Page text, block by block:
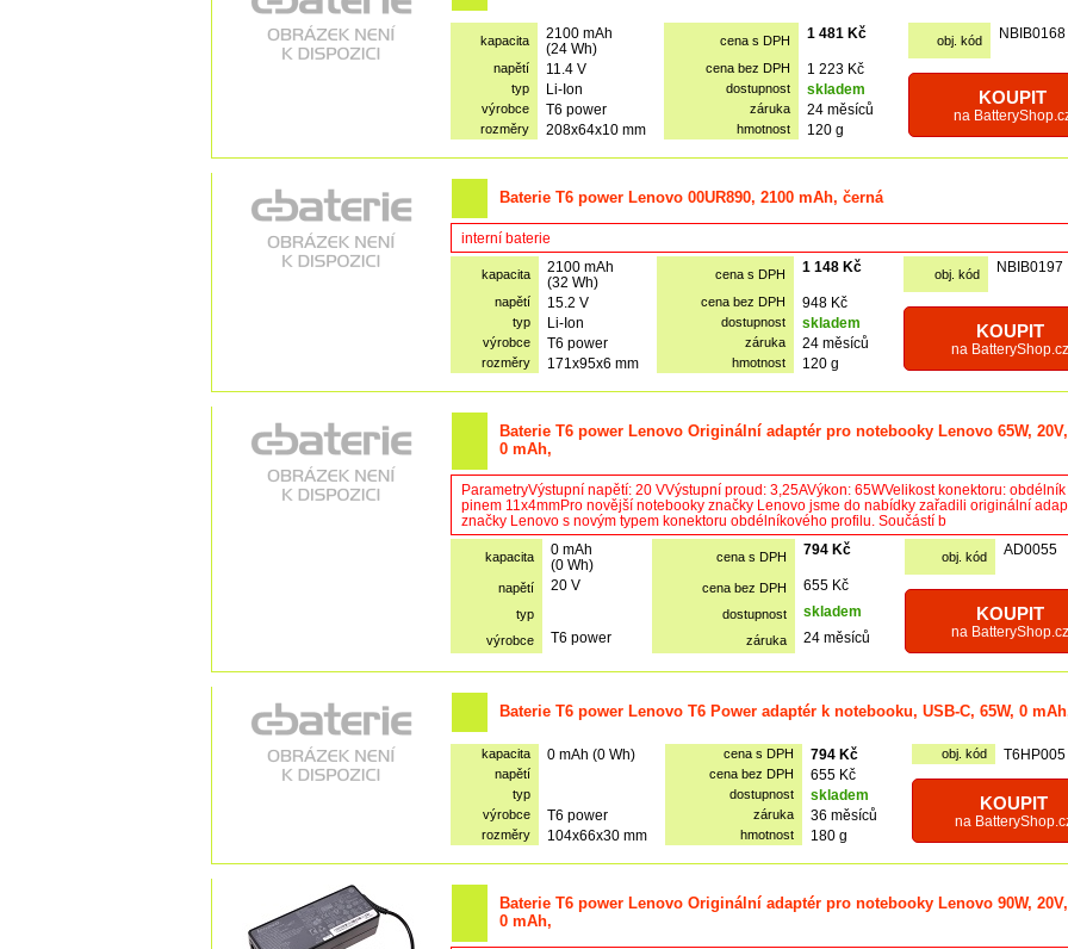
kapacita
2100 mAh
(24 Wh)
cena s DPH 1 481 Kč obj. kód NBIB0168
napětí 11.4 V cena bez DPH 1 223 Kč
KOUPIT
na
typ Li-Ion dostupnost skladem
výrobce T6 power záruka 24 měsíců
rozměry 208x64x10 mm hmotnost 120 g
Baterie T6 power Lenovo 00UR890, 2100 mAh, černá
interní baterie
kapacita
2100 mAh
(32 Wh)
cena s DPH 1 148 Kč obj. kód NBIB0197
napětí 15.2 V cena bez DPH 948 Kč
KOUPIT
na BatteryShop.cz
typ Li-Ion dostupnost skladem
výrobce T6 power záruka 24 měsíců
rozměry 171x95x6 mm hmotnost 120 g
Baterie T6 power Lenovo Originální adaptér pro notebooky Lenovo 65W,
0 mAh,
ParametryVýstupní napětí: 20 VVýstupní proud: 3,25AVýkon: 65WVelikost konektoru: obdélník
pinem 11x4mmPro novější notebooky značky Lenovo jsme do nabídky zařadili originální
značky Lenovo s novým typem konektoru obdélníkového profilu. Součástí b
kapacita
0 mAh
(0 Wh)
cena s DPH 794 Kč obj. kód AD0055
napětí 20 V cena bez DPH 655 Kč
KOUPIT
na BatteryShop.cz
typ dostupnost skladem
výrobce T6 power záruka 24 měsíců
Baterie T6 power Lenovo T6 Power adaptér k notebooku, USB-C, 65W, 0
kapacita 0 mAh (0 Wh) cena s DPH 794 Kč obj. kód T6HP005
napětí cena bez DPH 655 Kč
KOUPIT
na
typ dostupnost skladem
výrobce T6 power záruka 36 měsíců
rozměry 104x66x30 mm hmotnost 180 g
Baterie T6 power Lenovo Originální adaptér pro notebooky Lenovo 90W,
0 mAh,